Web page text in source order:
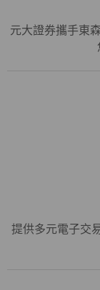
元大證券攜手東
提供多元電子交